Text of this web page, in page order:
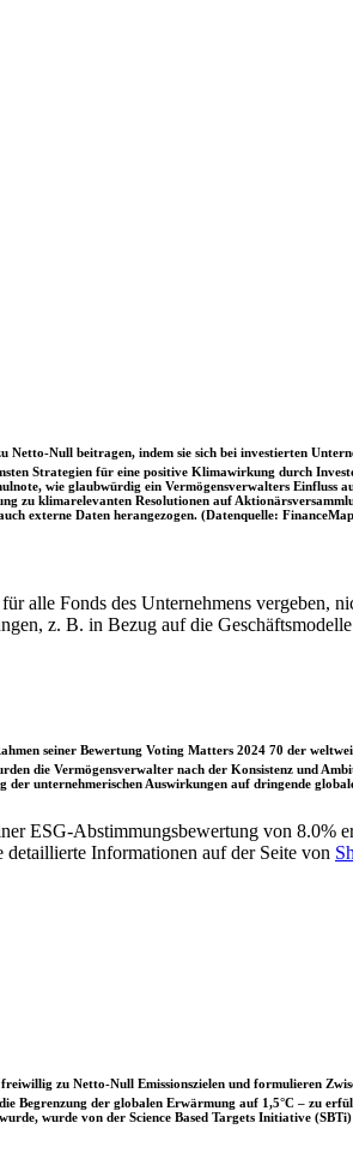
Netto-Null beitragen, indem sie sich bei investierten
Strategien für eine positive Klimawirkung durch
wie glaubwürdig ein Vermögensverwalters
zu klimarelevanten Resolutionen auf
externe Daten herangezogen. (Datenquelle:
alle Fonds des Unternehmens vergeben,
z. B. in Bezug auf die
seiner Bewertung Voting Matters 2024 70 der
die Vermögensverwalter nach der Konsistenz und
unternehmerischen Auswirkungen auf dringende
ESG-Abstimmungsbewertung von 8.0%
Informationen auf der Seite von
zu Netto-Null Emissionszielen und formulieren
Begrenzung der globalen Erwärmung auf 1,5°C – zu
wurde von der Science Based Targets Initiative